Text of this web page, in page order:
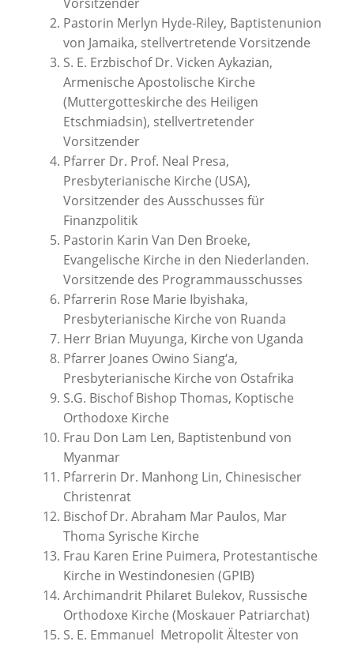
Pastorin Merlyn Hyde-Riley, Baptistenunion
von Jamaika, stellvertretende Vorsitzende
S. E. Erzbischof Dr. Vicken Aykazian,
Armenische Apostolische Kirche
(Muttergotteskirche des Heiligen
Etschmiadsin), stellvertretender
Vorsitzender
Pfarrer Dr. Prof. Neal Presa,
Presbyterianische Kirche (USA),
Vorsitzender des Ausschusses für
Finanzpolitik
Pastorin Karin Van Den Broeke,
Evangelische Kirche in den Niederlanden.
Vorsitzende des Programmausschusses
Pfarrerin Rose Marie Ibyishaka,
Presbyterianische Kirche von Ruanda
Herr Brian Muyunga, Kirche von Uganda
Pfarrer Joanes Owino Siang‘a,
Presbyterianische Kirche von Ostafrika
S.G. Bischof Bishop Thomas, Koptische
Orthodoxe Kirche
Frau Don Lam Len, Baptistenbund von
Myanmar
Pfarrerin Dr. Manhong Lin, Chinesischer
Christenrat
Bischof Dr. Abraham Mar Paulos, Mar
Thoma Syrische Kirche
Frau Karen Erine Puimera, Protestantische
Kirche in Westindonesien (GPIB)
Archimandrit Philaret Bulekov, Russische
Orthodoxe Kirche (Moskauer Patriarchat)
S. E. Emmanuel Metropolit Ältester von